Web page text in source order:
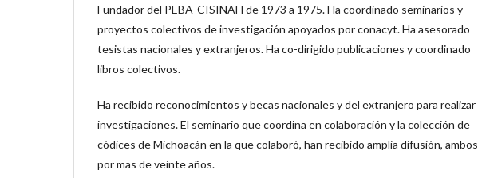
Fundador del PEBA-CISINAH de 1973 a 1975. Ha coordinado seminarios y
proyectos colectivos de investigación apoyados por conacyt. Ha asesorado
tesistas nacionales y extranjeros. Ha co-dirigido publicaciones y coordinado
libros colectivos.
Ha recibido reconocimientos y becas nacionales y del extranjero para realizar
investigaciones. El seminario que coordina en colaboración y la colección de
códices de Michoacán en la que colaboró, han recibido amplia difusión, ambos
por mas de veinte años.